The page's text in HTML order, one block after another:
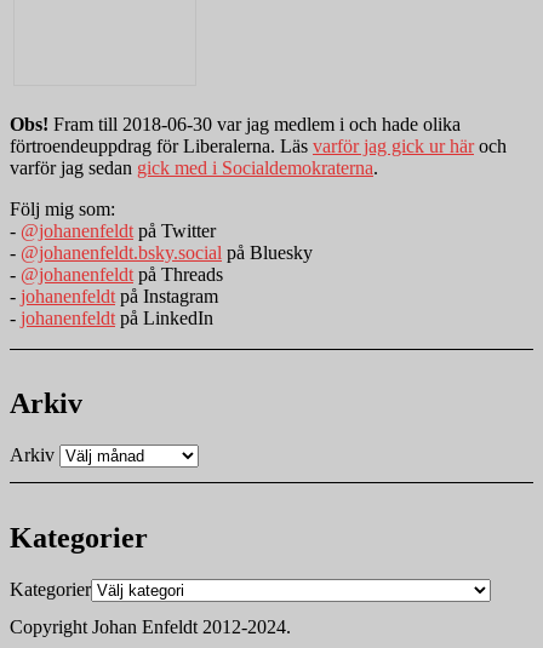
Obs! Fram till 2018-06-30 var jag medlem i och hade olika
förtroendeuppdrag för Liberalerna. Läs varför jag gick ur häroch
varför jag sedan gick med i Socialdemokraterna.
Följ mig som:
- @johanenfeldt på Twitter
- @johanenfeldt.bsky.social på Bluesky
- @johanenfeldt på Threads
- johanenfeldt på Instagram
- johanenfeldt på LinkedIn
Arkiv
Arkiv
Kategorier
Kategorier
Copyright Johan Enfeldt 2012-2024.